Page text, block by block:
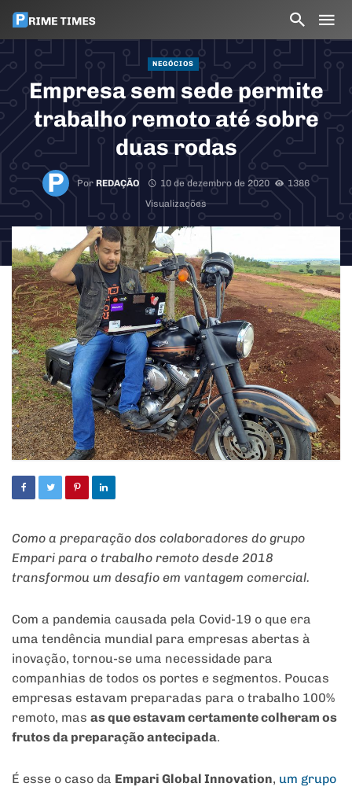
NEGÓCIOS
Empresa sem sede permite
trabalho remoto até sobre
duas rodas
PorREDAÇÃO 10 de dezembro de 2020
1386
Visualizações
Como a preparação dos colaboradores do grupo
Empari para o trabalho remoto desde 2018
transformou um desafio em vantagem comercial.
Com a pandemia causada pela Covid-19 o que era
uma tendência mundial para empresas abertas à
inovação, tornou-se uma necessidade para
companhias de todos os portes e segmentos. Poucas
empresas estavam preparadas para o trabalho 100%
remoto, mas as que estavam certamente colheram os
frutos da preparação antecipada.
É esse o caso da Empari Global Innovation, um grupo